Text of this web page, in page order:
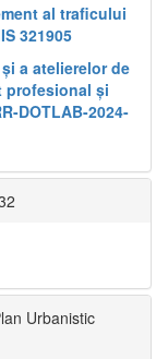
al traficului
321905
a atelierelor de
profesional și
DOTLAB-2024-
Urbanistic